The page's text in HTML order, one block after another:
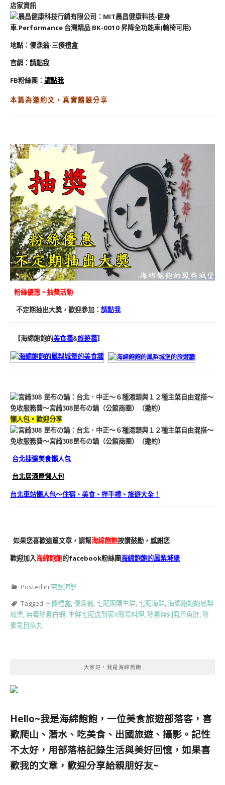
店家資訊
地點： 傻漁翁-三傻禮盒
官網： 請點我
FB粉絲團 ： 請點我
本篇為邀約文，真實體驗分享
粉絲優惠。抽獎活動
不定期抽出大獎，歡迎參加： 請點我
【海綿飽飽的美食牆&旅遊牆】
懶人包。歡迎分享
台北捷運美食懶人包
台北居酒屋懶人包
台北車站懶人包～住宿、美食、拌手禮、旅遊大全！
如果您喜歡這篇文章，請幫海綿飽飽按讚鼓勵，感謝您
歡迎加入海綿飽飽的facebook粉絲團海綿飽飽的鳳梨城堡
Posted in 宅配海鮮
Tagged 三傻禮盒 傻漁翁 宅配團購生鮮 宅配海鮮 海綿飽飽的鳳梨
城堡 無毒酵素白蝦 生鮮宅配送到家X簡易料理 酵素無刺虱目魚肚 酵
素虱目魚丸
大家好，我是海綿飽飽
Hello~我是海綿飽飽，一位美食旅遊部落客， 喜
歡爬山、潛水、吃美食、出國旅遊、攝影。 記性
不太好，用部落格記錄生活與美好回憶， 如果喜
歡我的文章，歡迎分享給親朋好友~